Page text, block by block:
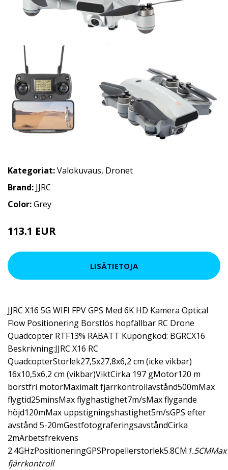
Kategoriat:Valokuvaus, Dronet
Brand: JJRC
Color:Grey
113.1 EUR
LISÄTIETOJA
JJRC X16 5G WIFI FPV GPS Med 6K HD Kamera Optical
Flow Positionering Borstlös hopfällbar RC Drone
Quadcopter RTF13% RABATT Kupongkod: BGRCX16
Beskrivning:JJRC X16 RC
QuadcopterStorlek27,5x27,8x6,2 cm (icke vikbar)
16x10,5x6,2 cm (vikbar)ViktCirka 197 gMotor120 m
borstfri motorMaximalt fjärrkontrollavstånd500mMax
flygtid25minsMax flyghastighet7m/sMax flygande
höjd120mMax uppstigningshastighet5m/sGPS efter
avstånd 5-20mGestfotograferingsavståndCirka
2mArbetsfrekvens
2.4GHzPositioneringGPSPropellerstorlek5.8CM 1.5CMMax
fjärrkontroll